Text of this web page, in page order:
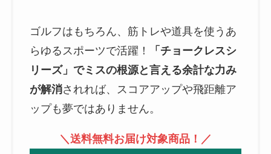
ゴルフはもちろん、筋トレや道具を使うあ
らゆるスポーツで活躍！
「チョークレスシ
リーズ」でミスの根源と言える余計な力み
が解消されれば、スコアアップや飛距離ア
ップも夢ではありません。
＼送料無料お届け対象商品！／